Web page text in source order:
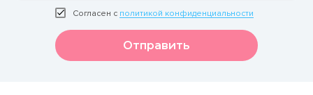
Согласен с политикой конфиденциальности
Отправить